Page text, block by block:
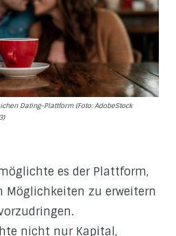
Dating-Plattform (Foto: AdobeStock
es der Plattform,
Möglichkeiten zu erweitern
nicht nur Kapital,